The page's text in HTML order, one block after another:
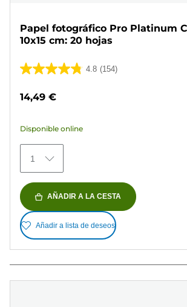
Papel fotográfico Pro Platinum
10x15 cm: 20 hojas
4.8 (154)
4.8
154
reseñas
14,49 €
Disponible online
1
AÑADIR A LA CESTA
Añadir a lista de deseos